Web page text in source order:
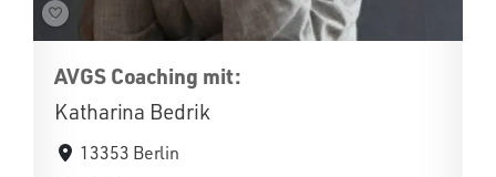
AVGS Coaching mit:
Katharina Bedrik
13353 Berlin